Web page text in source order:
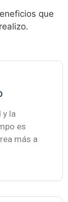
que
y la
es
más a